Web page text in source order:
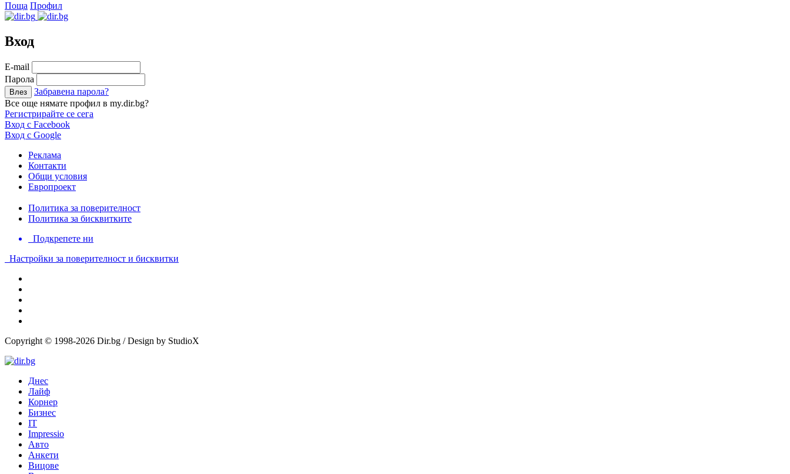
Поща Профил
Вход
Е-mail
Парола
Забравена парола?
Все още нямате профил в my.dir.bg?
Регистрирайте се сега
Вход с Facebook
Вход с Google
Реклама
Контакти
Общи условия
Европроект
Политика за поверителност
Политика за бисквитките
Подкрепете ни
Настройки за поверителност и бисквитки
Copyright © 1998-2026 Dir.bg / Design by StudioX
Днес
Лайф
Корнер
Бизнес
IT
Impressio
Авто
Анкети
Вицове